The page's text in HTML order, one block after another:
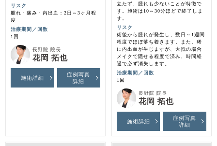
リスク
腫れ・痛み・内出血：2日～3ヶ月程
度
治療期間／回数
1回
長野院 院長
花岡 拓也
施術詳細
症例写真
詳細
立たず、腫れも少ないことが特徴で
す。施術は10～30分ほどで終了しま
す。
リスク
術後から腫れが発生し、数日～1週間
程度でほぼ落ち着きます。また、稀
に内出血が生じますが、大抵の場合
メイクで隠せる程度で済み、時間経
過で必ず消失します。
治療期間／回数
1回
長野院 院長
花岡 拓也
施術詳細
症例写真
詳細